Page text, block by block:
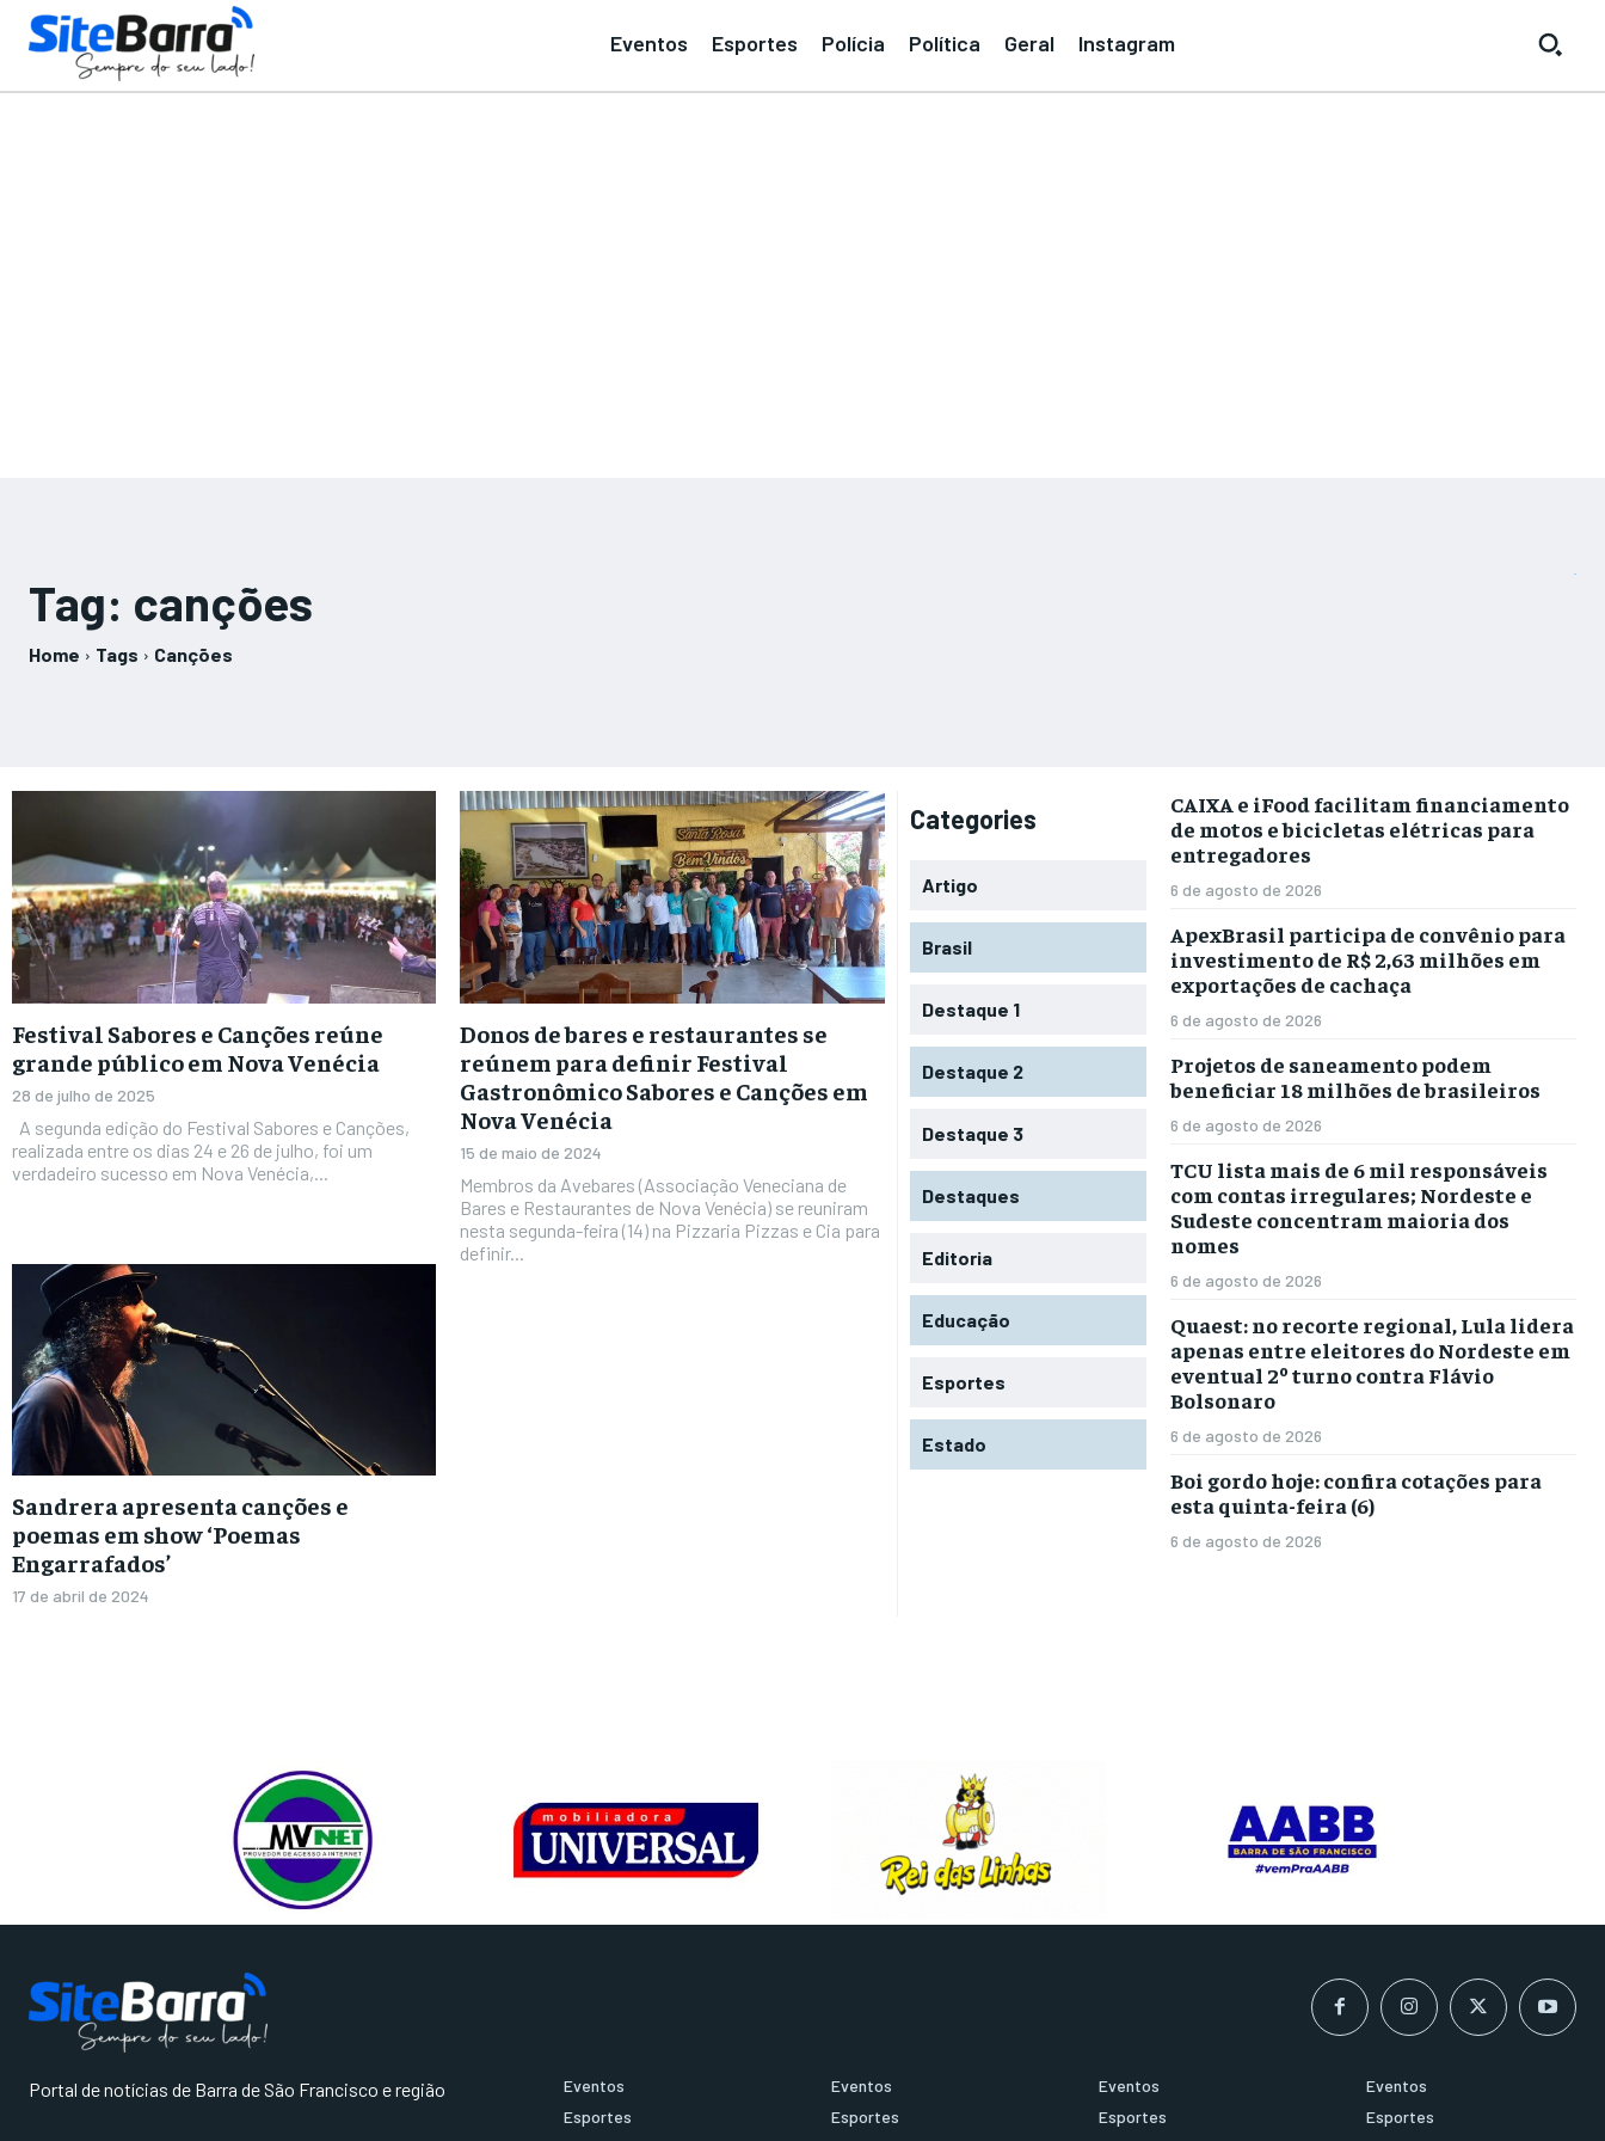
Eventos Esportes Polícia Política Geral Instagram
Tag: canções
Home Tags Canções
Festival Sabores e Canções reúne
grande público em Nova Venécia
28 de julho de 2025
realizada entre os dias 24 e 26 de julho, foi um
verdadeiro sucesso em Nova Venécia,...
Donos de bares e restaurantes se
reúnem para definir Festival
Gastronômico Sabores e Canções em
Nova Venécia
15 de maio de 2024
Membros da Avebares (Associação Veneciana de
Bares e Restaurantes de Nova Venécia) se reuniram
nesta segunda-feira (14) na Pizzaria Pizzas e Cia para
definir...
Sandrera apresenta canções e
poemas em show ‘Poemas
Engarrafados’
17 de abril de 2024
Categories
Artigo
Brasil
Destaque 1
Destaque 2
Destaque 3
Destaques
Editoria
Educação
Esportes
Estado
CAIXA e iFood facilitam financiamento
de motos e bicicletas elétricas para
entregadores
6 de agosto de 2026
ApexBrasil participa de convênio para
investimento de R$ 2,63 milhões em
exportações de cachaça
6 de agosto de 2026
Projetos de saneamento podem
beneficiar 18 milhões de brasileiros
6 de agosto de 2026
TCU lista mais de 6 mil responsáveis
com contas irregulares; Nordeste e
Sudeste concentram maioria dos
nomes
6 de agosto de 2026
Quaest: no recorte regional, Lula lidera
apenas entre eleitores do Nordeste em
eventual 2º turno contra Flávio
Bolsonaro
6 de agosto de 2026
Boi gordo hoje: confira cotações para
esta quinta-feira (6)
6 de agosto de 2026
Portal de notícias de Barra de São Francisco e região
Eventos
Esportes
Eventos
Esportes
Eventos
Esportes
Eventos
Esportes